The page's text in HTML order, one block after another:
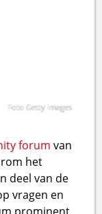
Foto Getty Images
forum van
het
deel van de
vragen en